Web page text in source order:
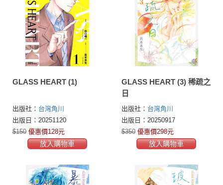
GLASS HEART (1)
出版社： 台灣角川
出版日：20251120
$150 優惠價128元
放入購物車
GLASS HEART (3) 稀疏之
日
出版社： 台灣角川
出版日：20250917
$350 優惠價298元
放入購物車